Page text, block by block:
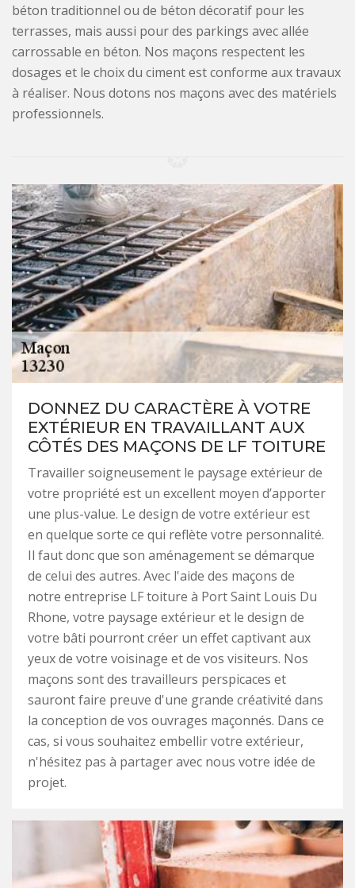
béton traditionnel ou de béton décoratif pour les
terrasses, mais aussi pour des parkings avec allée
carrossable en béton. Nos maçons respectent les
dosages et le choix du ciment est conforme aux travaux
à réaliser. Nous dotons nos maçons avec des matériels
professionnels.
DONNEZ DU CARACTÈRE À VOTRE
EXTÉRIEUR EN TRAVAILLANT AUX
CÔTÉS DES MAÇONS DE LF TOITURE
Travailler soigneusement le paysage extérieur de
votre propriété est un excellent moyen d’apporter
une plus-value. Le design de votre extérieur est
en quelque sorte ce qui reflète votre personnalité.
Il faut donc que son aménagement se démarque
de celui des autres. Avec l'aide des maçons de
notre entreprise LF toiture à Port Saint Louis Du
Rhone, votre paysage extérieur et le design de
votre bâti pourront créer un effet captivant aux
yeux de votre voisinage et de vos visiteurs. Nos
maçons sont des travailleurs perspicaces et
sauront faire preuve d'une grande créativité dans
la conception de vos ouvrages maçonnés. Dans ce
cas, si vous souhaitez embellir votre extérieur,
n'hésitez pas à partager avec nous votre idée de
projet.